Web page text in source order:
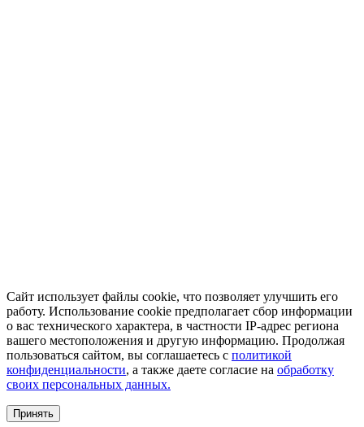
Сайт использует файлы cookie, что позволяет улучшить его
работу. Использование cookie предполагает сбор информации
о вас технического характера, в частности IP-адрес региона
вашего местоположения и другую информацию. Продолжая
пользоваться сайтом, вы соглашаетесь с политикой
конфиденциальности, а также даете согласие на обработку
своих персональных данных.
Принять